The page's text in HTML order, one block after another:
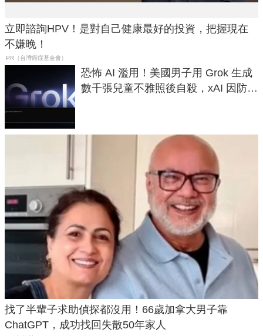
立即諮詢HPV！是對自己健康最好的投資，把握現在
不嫌晚！
PR（台灣癌症基金會）
恐怖 AI 濫用！美國男子用 Grok 生成
數千張兒童不雅照後自殺，xAI 因防護
找了半輩子求助偵探都沒用！66歲加拿大男子靠
ChatGPT，成功找回失散50年家人